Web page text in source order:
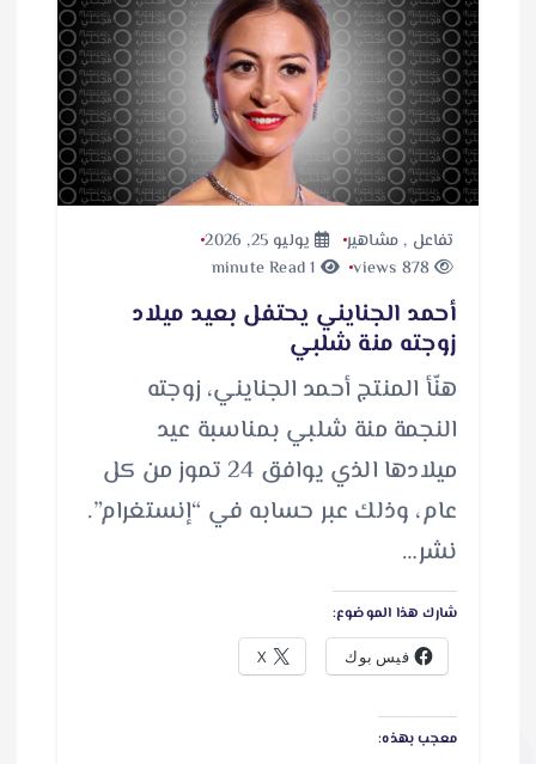
تفاعل , مشاهير
يوليو 25, 2026
878 views
أحمد الجنايني يحتفل بعيد ميلاد
زوجته منة شلبي
هنّأ المنتج أحمد الجنايني، زوجته
النجمة منة شلبي بمناسبة عيد
ميلادها الذي يوافق 24 تموز من كل
عام، وذلك عبر حسابه في “إنستغرام”.
نشر…
شارك هذا الموضوع:
فيس بوك X
معجب بهذه: